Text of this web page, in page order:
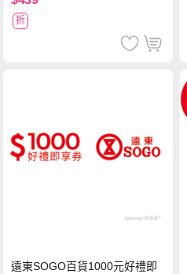
折
遠東SOGO百貨1000元好禮即